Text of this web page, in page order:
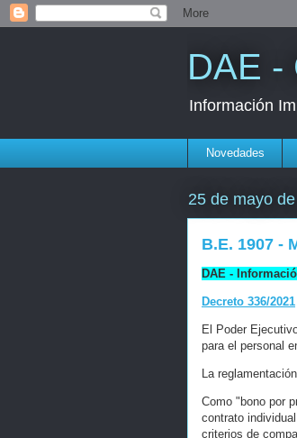
DAE -
Información
Novedades
25 de mayo
B.E. 1907 -
DAE -
Decreto 336/2021
El Poder
para el personal
La
Como "bono por
contrato
criterios de